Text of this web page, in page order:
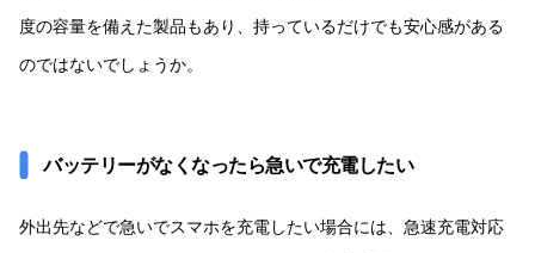
度の容量を備えた製品もあり、持っているだけでも安心感がある
のではないでしょうか。
バッテリーがなくなったら急いで充電したい
外出先などで急いでスマホを充電したい場合には、急速充電対応